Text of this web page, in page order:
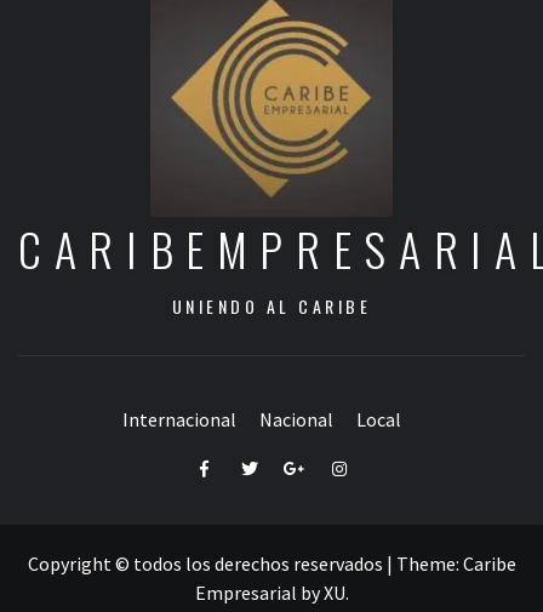
UNIENDO AL CARIBE
Internacional Nacional Local
FacebookTwitterGoogle+Instagram
Copyright © todos los derechos reservados | Theme: Caribe
Empresarial byXU.